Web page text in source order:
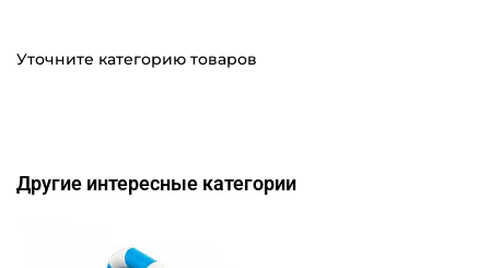
Уточните категорию товаров
Другие интересные категории